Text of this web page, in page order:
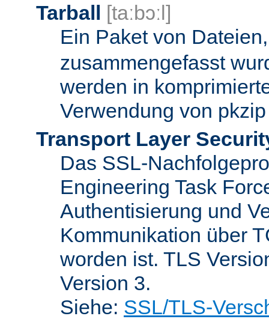
Tarball [taːbɔːl]
Ein Paket von
zusammengefasst
werden in
Verwendung von
Transport Layer
Das SSL-
Engineering Task
Authentisierung und
Kommunikation über
worden ist. TLS
Version 3.
Siehe: SSL/TLS-